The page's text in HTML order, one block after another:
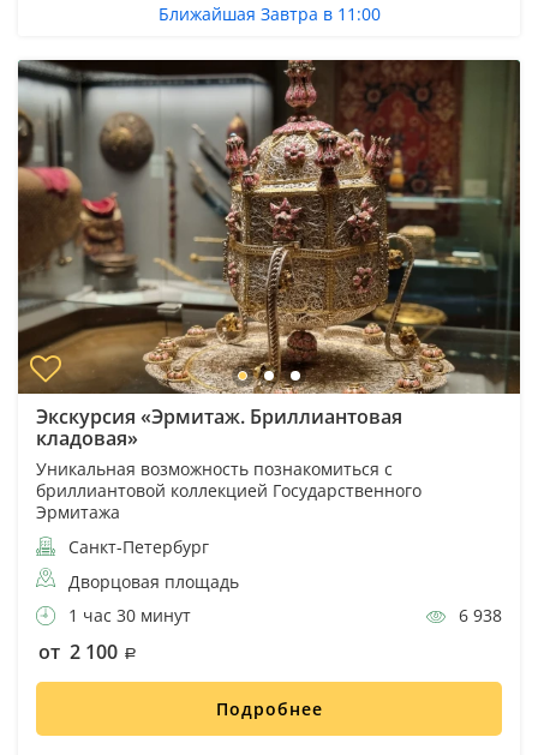
Ближайшая Завтра в 11:00
Экскурсия «Эрмитаж. Бриллиантовая
кладовая»
Уникальная возможность познакомиться с
бриллиантовой коллекцией Государственного
Эрмитажа
Санкт-Петербург
Дворцовая площадь
1 час 30 минут
6 938
от 2 100
Подробнее